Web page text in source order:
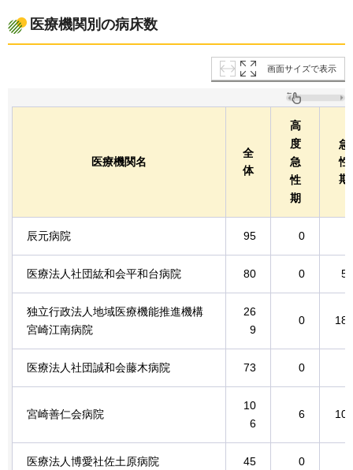
医療機関別の病床数
画面サイズで表示
医療機関名
全
体
高
度
急
性
期
急
性
期
辰元病院 95 0
医療法人社団紘和会平和台病院 80 0 50
独立行政法人地域医療機能推進機構
宮崎江南病院
26
9
0 182
医療法人社団誠和会藤木病院 73 0
宮崎善仁会病院
10
6
6 100
医療法人博愛社佐土原病院 45 0